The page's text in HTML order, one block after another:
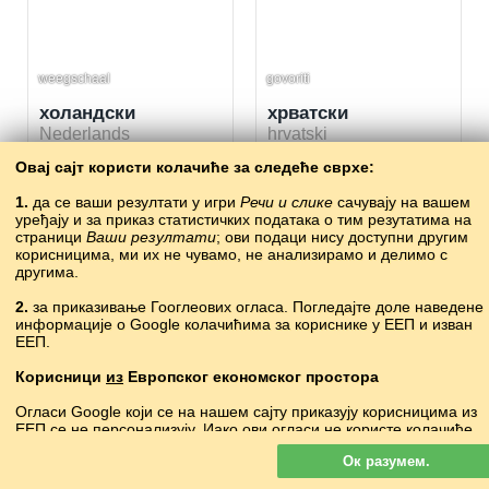
weegschaal
холандски
Nederlands
 700 1624
govoriti
хрватски
hrvatski
7091222
Ч хьожа йогIу
нохчийн мотт
4771311
Овај сајт користи колачиће за следеће сврхе:
1. да се ваши резултати у игри Речи и слике сачувају на вашем
уређају и за приказ статистичких података о тим резутатима на
страници Ваши резултати; ови подаци нису доступни другим
корисницима, ми их не чувамо, не анализирамо и делимо с
другима.
2. за приказивање Гооглеових огласа. Погледајте доле наведене
информације о Google колачићима за кориснике у ЕЕП и изван
ЕЕП.
Корисници из Европског економског простора
Огласи Google који се на нашем сајту приказују корисницима из
ЕЕП се не персонализују. Иако ови огласи не користе колачиће
за персонализацију огласа, користе их за омогућавање
ограничавања учесталости, збирно извештавање о огласима и
борбу против преваре и злоупотребе.
Ок разумем.